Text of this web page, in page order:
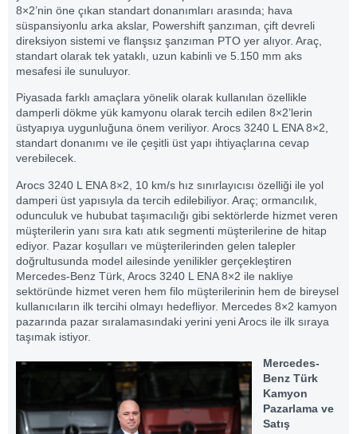
8×2’nin öne çıkan standart donanımları arasında; hava
süspansiyonlu arka akslar, Powershift şanzıman, çift devreli
direksiyon sistemi ve flanşsız şanzıman PTO yer alıyor. Araç,
standart olarak tek yataklı, uzun kabinli ve 5.150 mm aks
mesafesi ile sunuluyor.
Piyasada farklı amaçlara yönelik olarak kullanılan özellikle
damperli dökme yük kamyonu olarak tercih edilen 8×2’lerin
üstyapıya uygunluğuna önem veriliyor. Arocs 3240 L ENA 8×2,
standart donanımı ve ile çeşitli üst yapı ihtiyaçlarına cevap
verebilecek.
Arocs 3240 L ENA 8×2, 10 km/s hız sınırlayıcısı özelliği ile yol
damperi üst yapısıyla da tercih edilebiliyor. Araç; ormancılık,
odunculuk ve hububat taşımacılığı gibi sektörlerde hizmet veren
müşterilerin yanı sıra katı atık segmenti müşterilerine de hitap
ediyor. Pazar koşulları ve müşterilerinden gelen talepler
doğrultusunda model ailesinde yenilikler gerçekleştiren
Mercedes-Benz Türk, Arocs 3240 L ENA 8×2 ile nakliye
sektöründe hizmet veren hem filo müşterilerinin hem de bireysel
kullanıcıların ilk tercihi olmayı hedefliyor. Mercedes 8×2 kamyon
pazarında pazar sıralamasındaki yerini yeni Arocs ile ilk sıraya
taşımak istiyor.
Mercedes-
Benz Türk
Kamyon
Pazarlama ve
Satış